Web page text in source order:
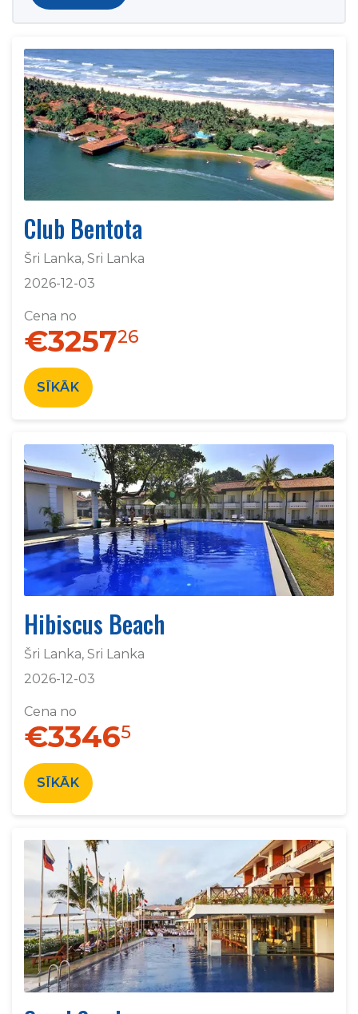
Club Bentota
Šri Lanka, Sri Lanka
2026-12-03
Cena no
€325726
SĪKĀK
Hibiscus Beach
Šri Lanka, Sri Lanka
2026-12-03
Cena no
€33465
SĪKĀK